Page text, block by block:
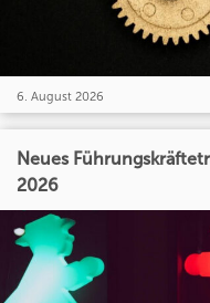
6. August 2026
Neues
2026